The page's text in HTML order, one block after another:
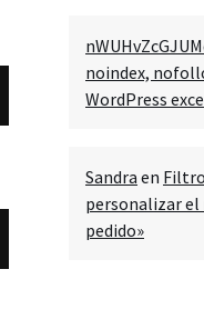
noindex,
WordPress
Sandra en
personalizar el
pedido»